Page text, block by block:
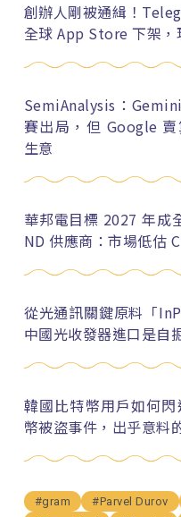
創辦人剛被通緝！
全球 App Store 下架，
SemiAnalysis：
賽出局，但 Google
生意
華邦電目標 2027 年成
ND 供應商：市場低估
從光通訊關鍵原料「
中國光收發器進口是自
韓國比特幣用戶如何
幣被盜事件，出乎意料
#gram #Parvel Durov